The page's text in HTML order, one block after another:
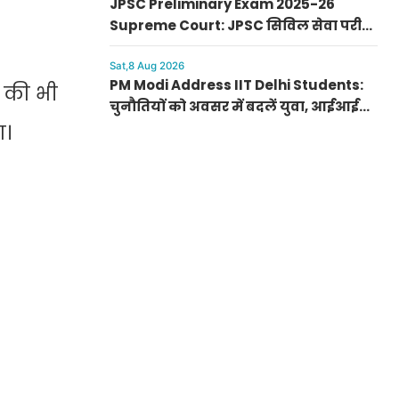
भी
JPSC Preliminary Exam 2025-26
Supreme Court: JPSC सिविल सेवा परीक्षा
रद्द करने की मांग, सुप्रीम कोर्ट पहुंची PIL
Sat,8 Aug 2026
PM Modi Address IIT Delhi Students:
चुनौतियों को अवसर में बदलें युवा, आईआईटी